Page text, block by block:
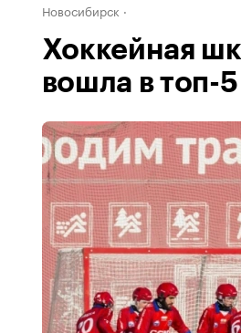
Новосибирск
Хоккейная
вошла в топ-